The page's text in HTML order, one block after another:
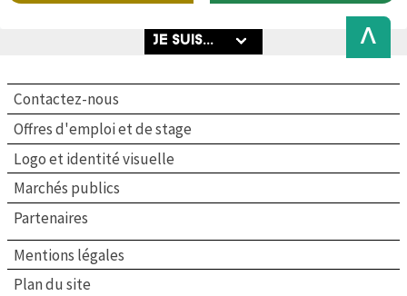
Contactez-nous
Offres d'emploi et de stage
Logo et identité visuelle
Marchés publics
Partenaires
Mentions légales
Plan du site
Back
to
Top